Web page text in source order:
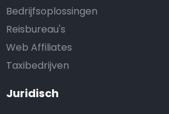
Bedrijfsoplossingen
Reisbureau's
Web Affiliates
Taxibedrijven
Juridisch